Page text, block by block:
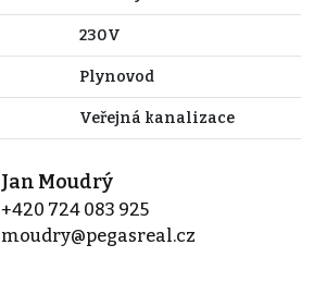
230V
Plynovod
Veřejná kanalizace
Jan Moudrý
+420 724 083 925
moudry@pegasreal.cz